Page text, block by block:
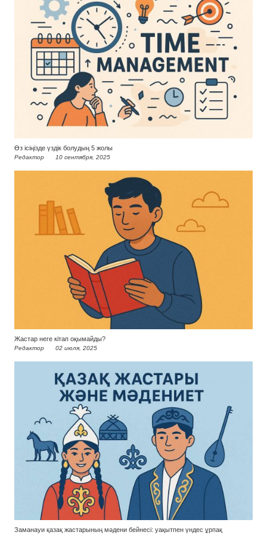
Өз ісіңізде үздік болудың 5 жолы
Редактор 10 сентября, 2025
Жастар неге кітап оқымайды?
Редактор 02 июля, 2025
Заманауи қазақ жастарының мәдени бейнесі: уақытпен үндес ұрпақ